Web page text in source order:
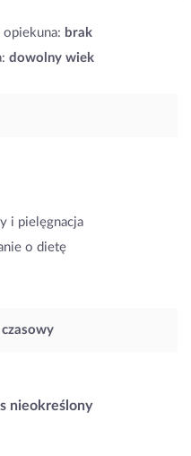
brak
dowolny wiek
i pielęgnacja
o dietę
nieokreślony